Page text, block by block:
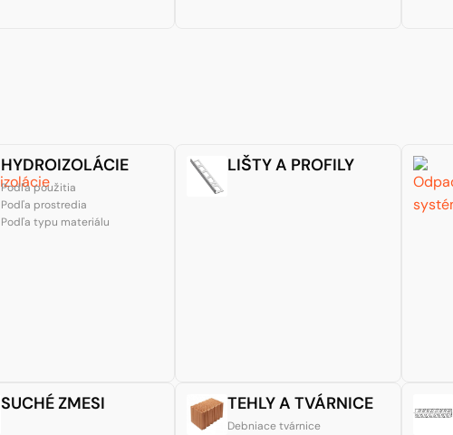
HYDROIZOLÁCIE
Podľa použitia
Podľa prostredia
Podľa typu materiálu
LIŠTY A PROFILY
SUCHÉ ZMESI TEHLY A TVÁRNICE
Debniace tvárnice